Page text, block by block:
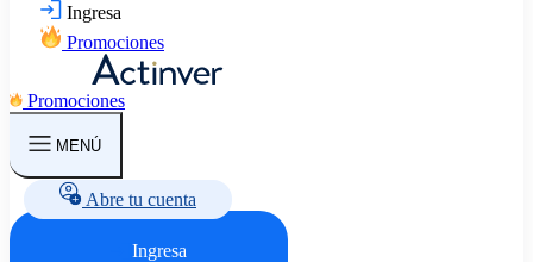
Ingresa
Promociones
Promociones
MENÚ
Abre tu cuenta
Ingresa